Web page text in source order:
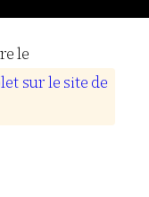
le
let surle site de